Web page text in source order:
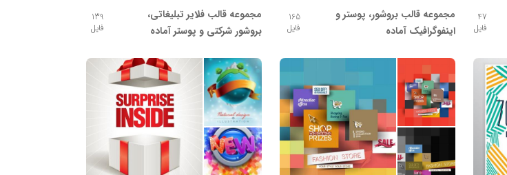
47
فایل
مجموعه قالب بروشور، پوستر و
اینفوگرافیک آماده
165
فایل
مجموعه قالب فلایر تبلیغاتی،
بروشور شرکتی و پوستر آماده
139
فایل